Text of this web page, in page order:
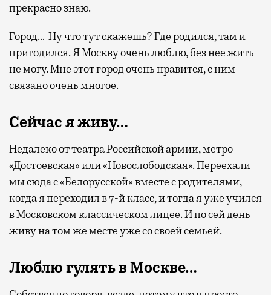
прекрасно знаю.
Город… Ну что тут скажешь? Где родился, там и
пригодился. Я Москву очень люблю, без нее жить
не могу. Мне этот город очень нравится, с ним
связано очень многое.
Сейчас я живу…
Недалеко от театра Российской армии, метро
«Достоевская» или «Новослободская». Переехали
мы сюда с «Белорусской» вместе с родителями,
когда я переходил в 7-й класс, и тогда я уже учился
в Московском классическом лицее. И по сей день
живу на том же месте уже со своей семьей.
Люблю гулять в Москве…